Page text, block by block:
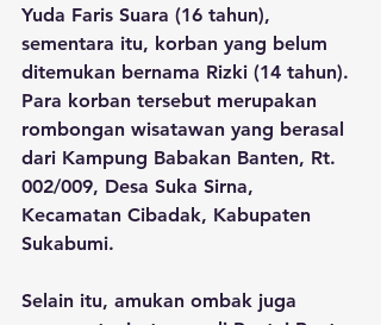
Yuda Faris Suara (16 tahun),
sementara itu, korban yang belum
ditemukan bernama Rizki (14 tahun).
Para korban tersebut merupakan
rombongan wisatawan yang berasal
dari Kampung Babakan Banten, Rt.
002/009, Desa Suka Sirna,
Kecamatan Cibadak, Kabupaten
Sukabumi.
Selain itu, amukan ombak juga